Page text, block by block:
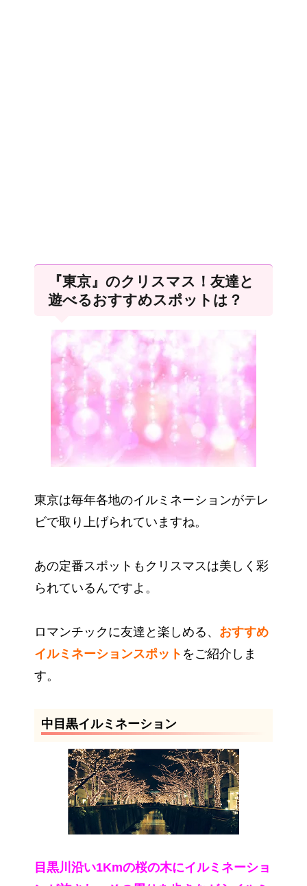
『東京』のクリスマス！友達と
遊べるおすすめスポットは？
東京は毎年各地のイルミネーションがテレ
ビで取り上げられていますね。
あの定番スポットもクリスマスは美しく彩
られているんですよ。
ロマンチックに友達と楽しめる、 おすすめ
イルミネーションスポット をご紹介しま
す。
中目黒イルミネーション
目黒川沿い1Kmの桜の木にイルミネーショ